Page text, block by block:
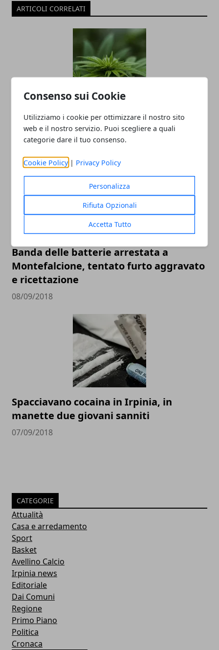
Consenso sui Cookie
Utilizziamo i cookie per ottimizzare il nostro sito
web e il nostro servizio. Puoi scegliere a quali
categorie dare il tuo consenso.
Cookie Policy | Privacy Policy
Personalizza
Rifiuta Opzionali
Accetta Tutto
ARTICOLI CORRELATI
Marijuana light sequestrata in Irpinia,
undici quintali distrutti sul posto
12/09/2018
Banda delle batterie arrestata a
Montefalcione, tentato furto aggravato
e ricettazione
08/09/2018
Spacciavano cocaina in Irpinia, in
manette due giovani sanniti
07/09/2018
CATEGORIE
Attualità
Casa e arredamento
Sport
Basket
Avellino Calcio
Irpinia news
Editoriale
Dai Comuni
Regione
Primo Piano
Politica
Cronaca